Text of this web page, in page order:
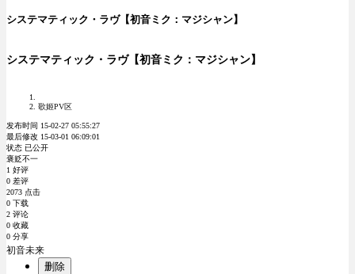
システマティック・ラヴ【初音ミク：マジシャン】
システマティック・ラヴ【初音ミク：マジシャン】
歌姬PV区
发布时间 15-02-27 05:55:27
最后修改 15-03-01 06:09:01
状态 已公开
褒贬不一
1 好评
0 差评
2073 点击
0 下载
2 评论
0 收藏
0 分享
初音未来
删除